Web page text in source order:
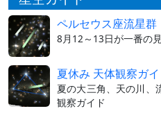
ペルセウス座流星群
8月12～13日が一番の
夏休み 天体観察ガ
夏の大三角、天の川、
観察ガイド